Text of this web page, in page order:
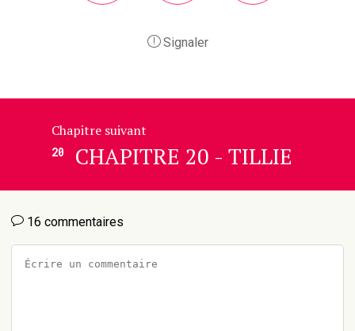
Signaler
Chapitre suivant
20 CHAPITRE 20 - TILLIE
16 commentaires